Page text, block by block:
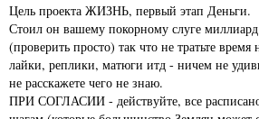
Цель проекта ЖИЗНЬ, первый этап Деньги.
Стоил он вашему покорному слуге миллиард
(проверить просто) так что не тратьте время
лайки, реплики, матюги итд - ничем не
не расскажете чего не знаю.
ПРИ СОГЛАСИИ - действуйте, все